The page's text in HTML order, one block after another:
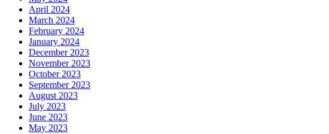
April 2024
March 2024
February 2024
January 2024
December 2023
November 2023
October 2023
September 2023
August 2023
July 2023
June 2023
May 2023